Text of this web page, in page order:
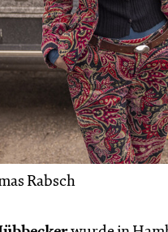
Rabsch